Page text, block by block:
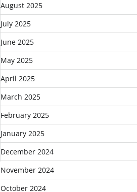
August 2025
July 2025
June 2025
May 2025
April 2025
March 2025
February 2025
January 2025
December 2024
November 2024
October 2024